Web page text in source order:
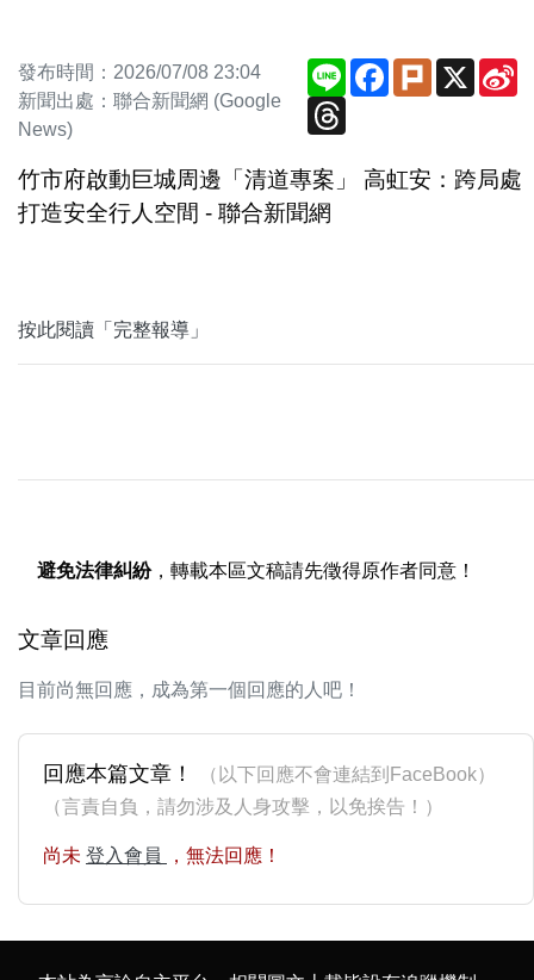
發布時間：2026/07/08 23:04
新聞出處：聯合新聞網 (Google
News)
Line Facebook
PlurkX
Threads
竹市府啟動巨城周邊「清道專案」 高虹安：跨局處
打造安全行人空間 - 聯合新聞網
按此閱讀「完整報導」
避免法律糾紛，轉載本區文稿請先徵得原作者同意！
文章回應
目前尚無回應，成為第一個回應的人吧！
回應本篇文章！
（以下回應不會連結到FaceBook）
（言責自負，請勿涉及人身攻擊，以免挨告！）
尚未 登入會員 ，無法回應！